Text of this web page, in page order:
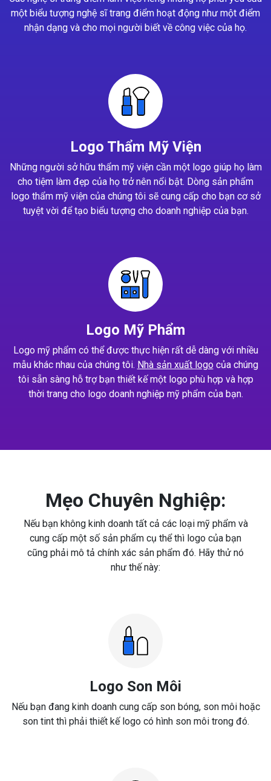
một biểu tượng nghệ sĩ trang điểm hoạt động như một điểm
nhận dạng và cho mọi người biết về công việc của họ.
Logo Thẩm Mỹ Viện
Những người sở hữu thẩm mỹ viện cần một logo giúp họ làm
cho tiệm làm đẹp của họ trở nên nổi bật. Dòng sản phẩm
logo thẩm mỹ viện của chúng tôi sẽ cung cấp cho bạn cơ sở
tuyệt vời để tạo biểu tượng cho doanh nghiệp của bạn.
Logo Mỹ Phẩm
Logo mỹ phẩm có thể được thực hiện rất dễ dàng với nhiều
mẫu khác nhau của chúng tôi. Nhà sản xuất logocủa chúng
tôi sẵn sàng hỗ trợ bạn thiết kế một logo phù hợp và hợp
thời trang cho logo doanh nghiệp mỹ phẩm của bạn.
Mẹo Chuyên Nghiệp:
Nếu bạn không kinh doanh tất cả các loại mỹ phẩm và
cung cấp một số sản phẩm cụ thể thì logo của bạn
cũng phải mô tả chính xác sản phẩm đó. Hãy thử nó
như thế này:
Logo Son Môi
Nếu bạn đang kinh doanh cung cấp son bóng, son môi hoặc
son tint thì phải thiết kế logo có hình son môi trong đó.